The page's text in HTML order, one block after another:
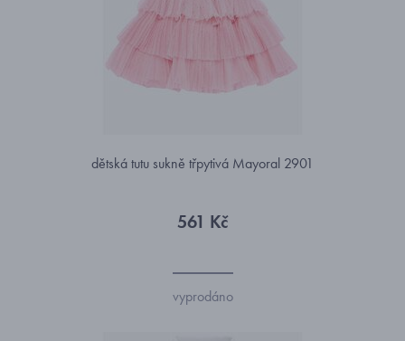
dětská tutu sukně třpytivá Mayoral 2901
561 Kč
vyprodáno